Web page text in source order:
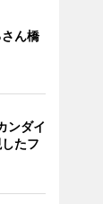
ん橋
ンダイ
たフ